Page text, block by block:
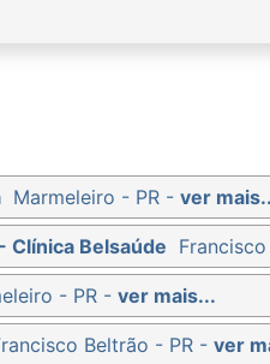
Marmeleiro - PR - ver
Clínica Belsaúde
- PR - ver mais...
Beltrão - PR - ver